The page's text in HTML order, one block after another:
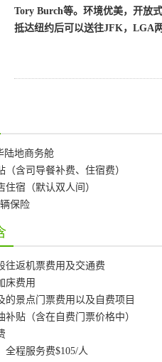
Tory Burch等。环境优美，开放
抵达纽约后可以送往JFK，LGA
陆地商务舱
（含司导餐补费、住宿费）
住宿（默认双人间）
保险
往返机票费用及交通费
床费用
的景点门票费用以及自费项目
补贴（含在自费门票价格中）
全程服务费$105/人